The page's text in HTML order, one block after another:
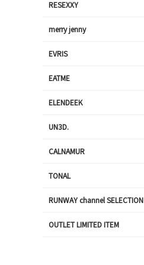
RESEXXY
merry jenny
EVRIS
EATME
ELENDEEK
UN3D.
CALNAMUR
TONAL
RUNWAY channel SELECTION
OUTLET LIMITED ITEM